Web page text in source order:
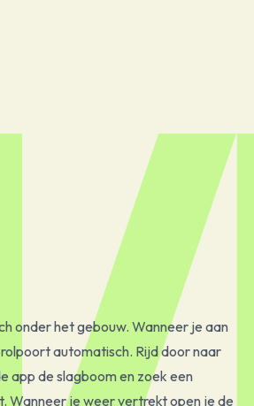
onder het gebouw. Wanneer je aan
automatisch. Rijd door naar
app de slagboom en zoek een
Wanneer je weer vertrekt open je de